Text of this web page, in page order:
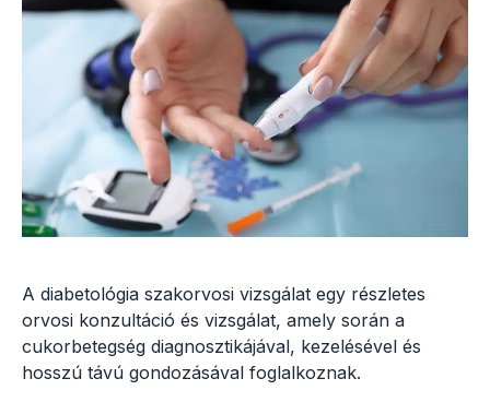
A diabetológia szakorvosi vizsgálat egy részletes
orvosi konzultáció és vizsgálat, amely során a
cukorbetegség diagnosztikájával, kezelésével és
hosszú távú gondozásával foglalkoznak.